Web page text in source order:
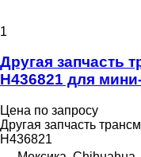
1
Другая запчасть
H436821 для
Цена по запросу
Другая запчасть
H436821